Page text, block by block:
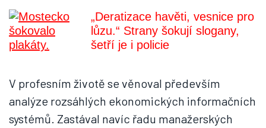
„Deratizace havěti, vesnice pro
lůzu.“ Strany šokují slogany,
šetří je i policie
V profesním životě se věnoval především
analýze rozsáhlých ekonomických informačních
systémů. Zastával navíc řadu manažerských